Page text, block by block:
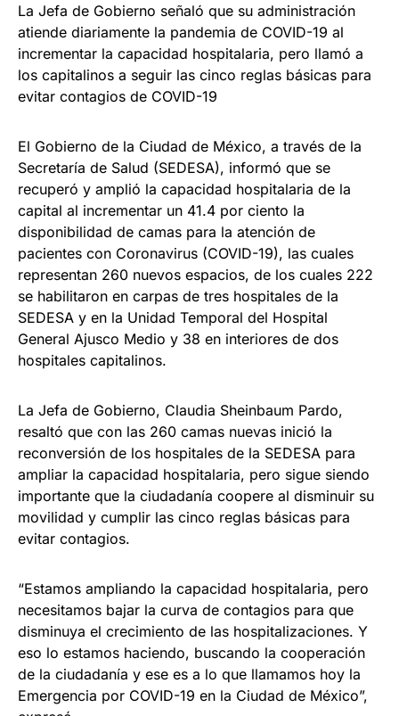
La Jefa de Gobierno señaló que su administración
atiende diariamente la pandemia de COVID-19 al
incrementar la capacidad hospitalaria, pero llamó a
los capitalinos a seguir las cinco reglas básicas para
evitar contagios de COVID-19
El Gobierno de la Ciudad de México, a través de la
Secretaría de Salud (SEDESA), informó que se
recuperó y amplió la capacidad hospitalaria de la
capital al incrementar un 41.4 por ciento la
disponibilidad de camas para la atención de
pacientes con Coronavirus (COVID-19), las cuales
representan 260 nuevos espacios, de los cuales 222
se habilitaron en carpas de tres hospitales de la
SEDESA y en la Unidad Temporal del Hospital
General Ajusco Medio y 38 en interiores de dos
hospitales capitalinos.
La Jefa de Gobierno, Claudia Sheinbaum Pardo,
resaltó que con las 260 camas nuevas inició la
reconversión de los hospitales de la SEDESA para
ampliar la capacidad hospitalaria, pero sigue siendo
importante que la ciudadanía coopere al disminuir su
movilidad y cumplir las cinco reglas básicas para
evitar contagios.
“Estamos ampliando la capacidad hospitalaria, pero
necesitamos bajar la curva de contagios para que
disminuya el crecimiento de las hospitalizaciones. Y
eso lo estamos haciendo, buscando la cooperación
de la ciudadanía y ese es a lo que llamamos hoy la
Emergencia por COVID-19 en la Ciudad de México”,